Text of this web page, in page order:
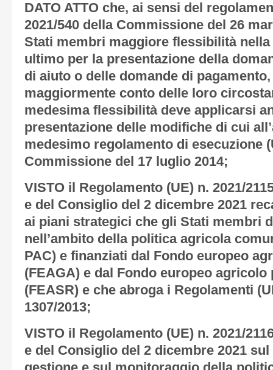
DATO ATTO che, ai sensi del
2021/540 della Commissione del 26
Stati membri maggiore flessibilità
ultimo per la presentazione della
di aiuto o delle domande di
maggiormente conto delle loro
medesima flessibilità deve applicarsi
presentazione delle modifiche di cui
medesimo regolamento di esecuzione
Commissione del 17 luglio 2014;
VISTO il Regolamento (UE) n. 2021/
e del Consiglio del 2 dicembre 2021
ai piani strategici che gli Stati membri
nell’ambito della politica agricola
PAC) e finanziati dal Fondo europeo
(FEAGA) e dal Fondo europeo
(FEASR) e che abroga i Regolamenti
1307/2013;
VISTO il Regolamento (UE) n. 2021/
e del Consiglio del 2 dicembre 2021